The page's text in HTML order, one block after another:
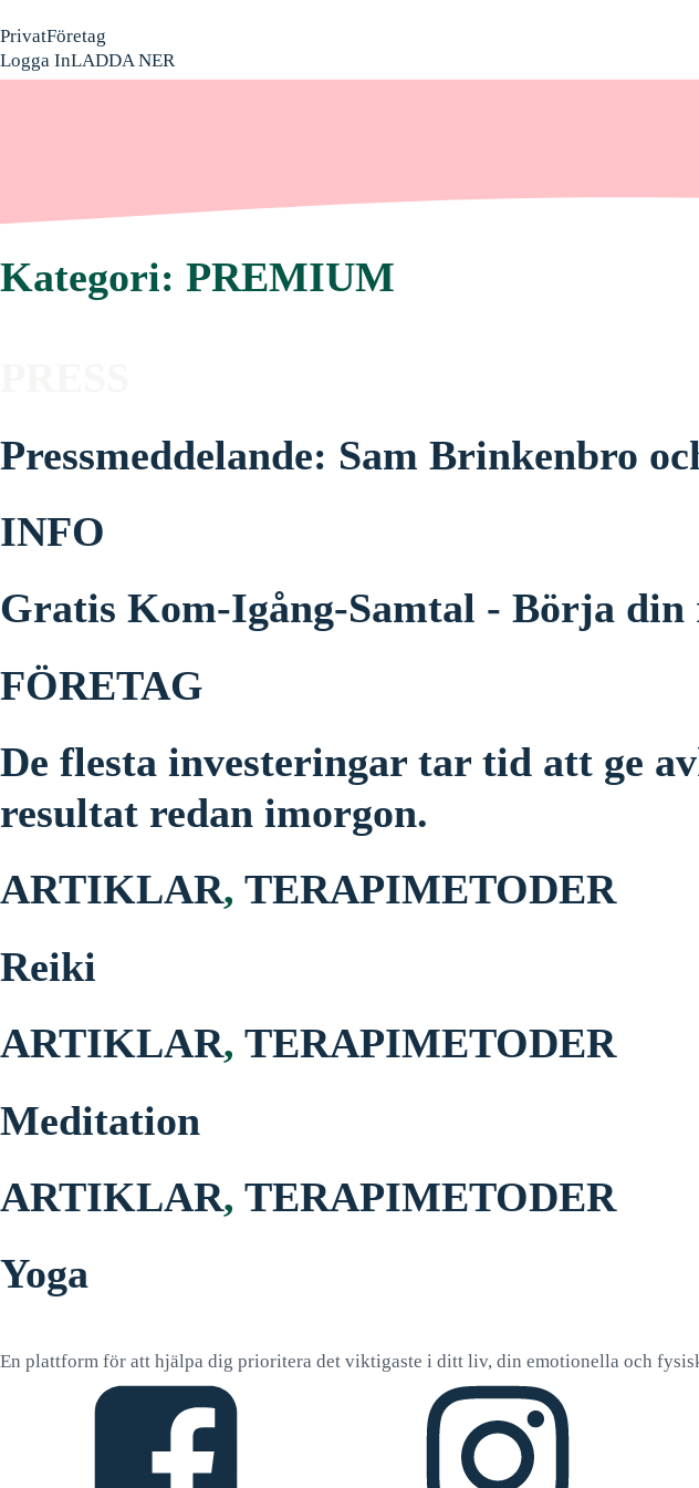
PrivatFöretag
Logga InLADDA NER
Kategori: PREMIUM
Pressmeddelande: Sam Brinkenbro
INFO
Gratis Kom-Igång-Samtal - Börja din
FÖRETAG
De flesta investeringar tar tid att ge
resultat redan imorgon.
ARTIKLAR, TERAPIMETODER
Reiki
ARTIKLAR, TERAPIMETODER
Meditation
ARTIKLAR, TERAPIMETODER
Yoga
En plattform för att hjälpa dig prioritera det viktigaste i ditt liv, din emotionella och